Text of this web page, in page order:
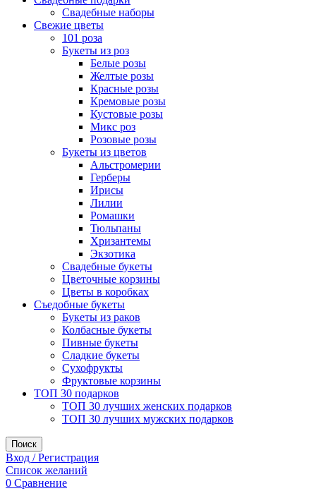
Свадебные наборы
Свежие цветы
101 роза
Букеты из роз
Белые розы
Желтые розы
Красные розы
Кремовые розы
Кустовые розы
Микс роз
Розовые розы
Букеты из цветов
Альстромерии
Герберы
Ириcы
Лилии
Ромашки
Тюльпаны
Хризантемы
Экзотика
Свадебные букеты
Цветочные корзины
Цветы в коробках
Съедобные букеты
Букеты из раков
Колбасные букеты
Пивные букеты
Сладкие букеты
Сухофрукты
Фруктовые корзины
ТОП 30 подарков
ТОП 30 лучших женских подарков
ТОП 30 лучших мужских подарков
Поиск
Вход / Регистрация
Список желаний
0 Сравнение